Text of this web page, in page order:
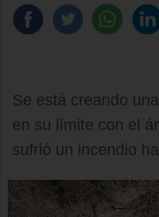
Se está creando
en su límite con el
sufrió un incendio